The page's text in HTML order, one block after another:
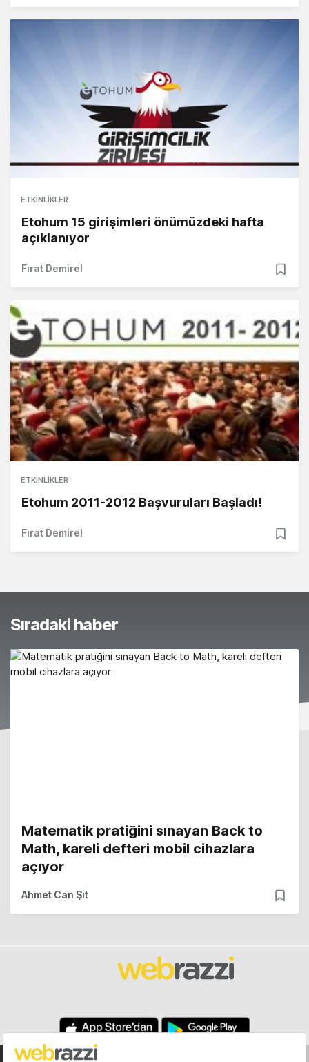
ETKINLIKLER
Etohum 15 girişimleri önümüzdeki hafta
açıklanıyor
Fırat Demirel
ETKINLIKLER
Etohum 2011-2012 Başvuruları Başladı!
Fırat Demirel
Sıradaki haber
Matematik pratiğini sınayan Back to
Math, kareli defteri mobil cihazlara
açıyor
Ahmet Can Şit